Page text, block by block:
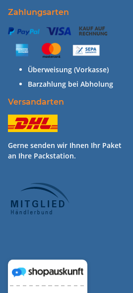
Zahlungsarten
Überweisung (Vorkasse)
Barzahlung bei Abholung
Versandarten
Gerne senden wir Ihnen Ihr Paket
an Ihre Packstation.